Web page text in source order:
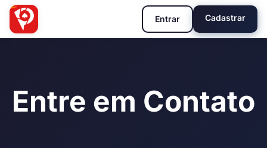
Entrar Cadastrar
Entre em Contato